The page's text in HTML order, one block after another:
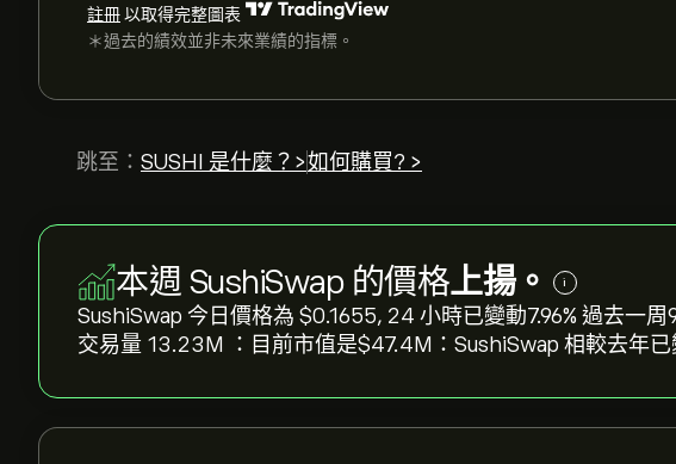
註冊以取得完整圖表
＊過去的績效並非未來業績的指標。
跳至： SUSHI 是什麼？>如何購買? >
本週 SushiSwap 的價格上揚。 i
SushiSwap 今日價格為 ‎$‎0.1655, 24 小時已變動‎7.96‎% 過去一
交易量 13.23M ：目前市值是‎$‎47.4M：SushiSwap 相較去年已